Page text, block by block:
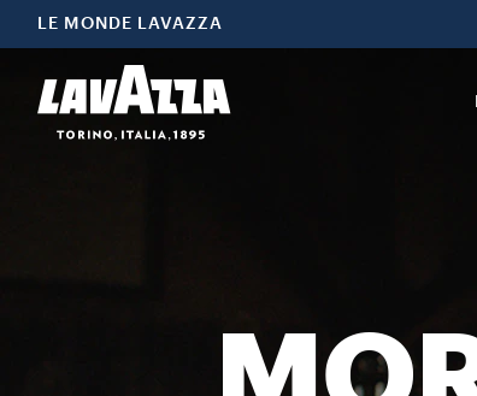
LE MONDE LAVAZZA